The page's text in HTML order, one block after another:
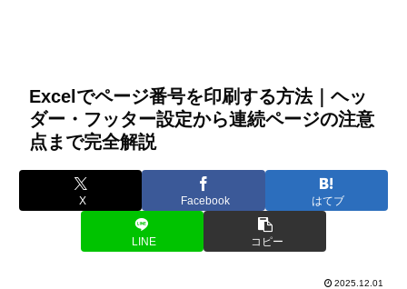
Excelでページ番号を印刷する方法｜ヘッ
ダー・フッター設定から連続ページの注意
点まで完全解説
X Facebook はてブ
LINE コピー
2025.12.01